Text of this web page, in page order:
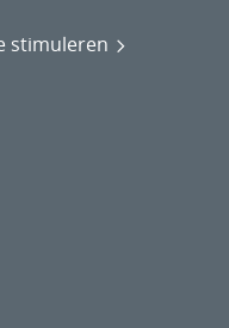
stimuleren